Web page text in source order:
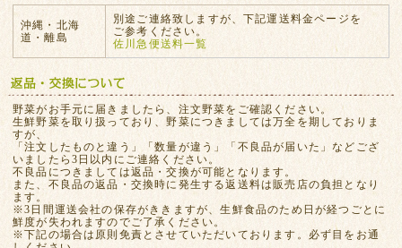
沖縄・北海
道・離島
別途ご連絡致しますが、下記運送料金ページを
ご参考ください。
佐川急便送料一覧
野菜がお手元に届きましたら、注文野菜をご確認ください。
生鮮野菜を取り扱っており、野菜につきましては万全を期しておりま
すが、
「注文したものと違う」「数量が違う」「不良品が届いた」などござ
いましたら3日以内にご連絡ください。
不良品につきましては返品・交換が可能となります。
また、不良品の返品・交換時に発生する返送料は販売店の負担となり
ます。
※3日間運送会社の保存がききますが、生鮮食品のため日が経つごとに
鮮度が失われますのでご了承ください。
※下記の場合は原則免責とさせていただいております。必ず目をお通